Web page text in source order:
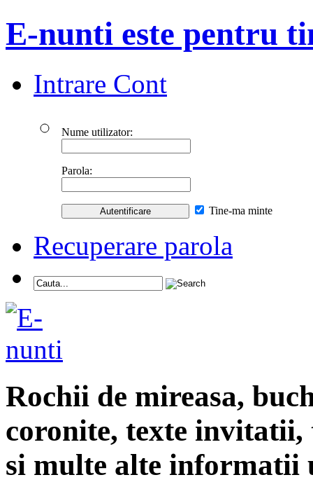
E-nunti este pentru
Intrare Cont
Nume utilizator:
Parola:
Tine-ma minte
Recuperare parola
Rochii de mireasa,
coronite, texte
si multe alte informatii